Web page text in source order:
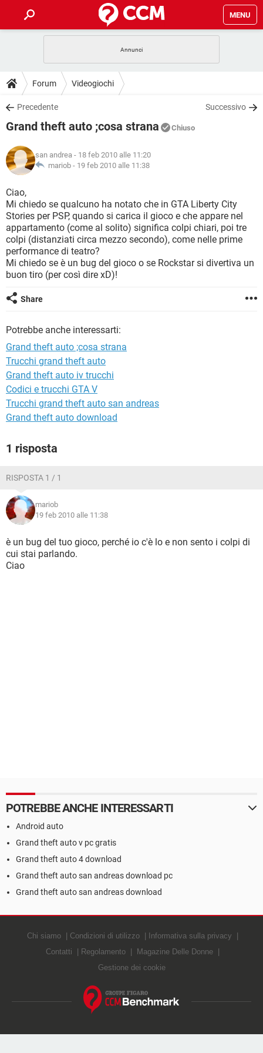
MENU
INTRATTENIMENTO
iOS
INSTAGRAM WHATSAPP
TIKTOK
HARDWARE
GUIDE
COVID-19
INSTAGRAM WHATSAPP
TIKTOK
HARDWARE
DOWNLOAD
COVID-19 GAMING
INTRATTENIMENTO
iOS WINDOWS 10
INSTAGRAM
TIKTOK FACEBOOK
HARDWARE
COVID-19 GAMING
INTRATTENIMENTO
iOS
INSTAGRAM WHATSAPP
TIKTOK FACEBOOK
HARDWARE
GLOSSARIO
COVID-19
INTRATTENIMENTO ANDROID
iOS WINDOWS 10
INSTAGRAM WHATSAPP
TIKTOK FACEBOOK
Forum Videogiochi
Precedente Successivo
Grand theft auto ;cosa strana Chiuso
san andrea - 18 feb 2010 alle 11:20
mariob - 19 feb 2010 alle 11:38
Ciao,
Mi chiedo se qualcuno ha notato che in GTA Liberty City
Stories per PSP, quando si carica il gioco e che appare nel
appartamento (come al solito) significa colpi chiari, poi tre
colpi (distanziati circa mezzo secondo), come nelle prime
performance di teatro?
Mi chiedo se è un bug del gioco o se Rockstar si divertiva un
buon tiro (per così dire xD)!
Share
Potrebbe anche interessarti:
Grand theft auto ;cosa strana
Trucchi grand theft auto
Grand theft auto iv trucchi
Codici e trucchi GTA V
Trucchi grand theft auto san andreas
Grand theft auto download
1 risposta
RISPOSTA 1 / 1
mariob
19 feb 2010 alle 11:38
è un bug del tuo gioco, perché io c'è lo e non sento i colpi di
cui stai parlando.
Ciao
POTREBBE ANCHE INTERESSARTI
Android auto
Grand theft auto v pc gratis
Grand theft auto 4 download
Grand theft auto san andreas download pc
Grand theft auto san andreas download
Chi siamo Condizioni di utilizzo
Informativa sulla privacy
Contatti
Regolamento
Magazine Delle Donne
Gestione dei cookie